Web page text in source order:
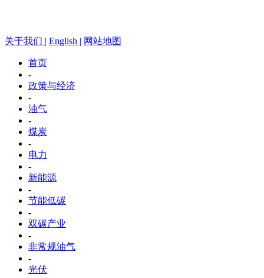
关于我们 | English | 网站地图
首页
-
政策与经济
-
油气
-
煤炭
-
电力
-
新能源
-
节能低碳
-
双碳产业
-
非常规油气
-
光伏